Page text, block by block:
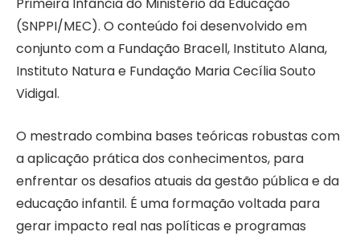
Primeira Infância do Ministério da Educação
(SNPPI/MEC). O conteúdo foi desenvolvido em
conjunto com a Fundação Bracell, Instituto Alana,
Instituto Natura e Fundação Maria Cecília Souto
Vidigal.
O mestrado combina bases teóricas robustas com
a aplicação prática dos conhecimentos, para
enfrentar os desafios atuais da gestão pública e da
educação infantil. É uma formação voltada para
gerar impacto real nas políticas e programas